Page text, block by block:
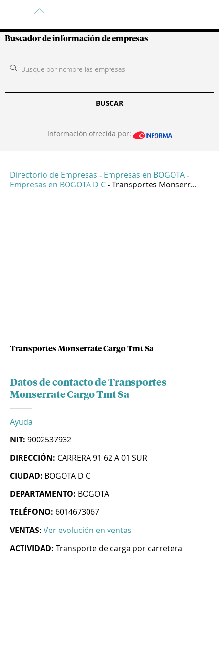
Guía de Empresas Colombianas
Buscador de información de empresas
BUSCAR
Información ofrecida por:
Directorio de Empresas - Empresas en BOGOTA -
Empresas en BOGOTA D C - Transportes Monserr...
Transportes Monserrate Cargo Tmt Sa
Datos de contacto de Transportes
Monserrate Cargo Tmt Sa
Ayuda
NIT: 9002537932
DIRECCIÓN: CARRERA 91 62 A 01 SUR
CIUDAD: BOGOTA D C
DEPARTAMENTO: BOGOTA
TELÉFONO: 6014673067
VENTAS: Ver evolución en ventas
ACTIVIDAD: Transporte de carga por carretera